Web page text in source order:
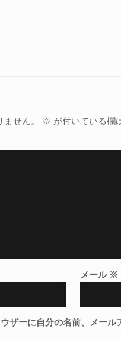
せん。 ※ が付いている欄
メール ※
ザーに自分の名前、メール